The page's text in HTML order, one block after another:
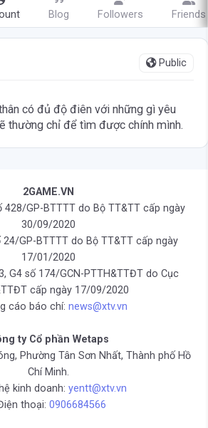
Blog Followers Friends
Public
có đủ độ điên với những gì yêu
thường chỉ để tìm được chính mình.
2GAME.VN
428/GP-BTTTT do Bộ TT&TT cấp ngày
30/09/2020
24/GP-BTTTT do Bộ TT&TT cấp ngày
17/01/2020
G4 số 174/GCN-PTTH&TTĐT do Cục
cấp ngày 17/09/2020
cáo báo chí: news@xtv.vn
ty Cổ phần Wetaps
Phường Tân Sơn Nhất, Thành phố Hồ
Chí Minh.
kinh doanh: yentt@xtv.vn
thoại: 0906684566